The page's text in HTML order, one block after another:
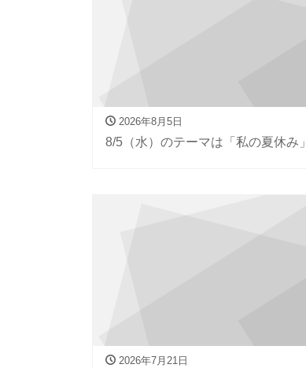
2026年8月5日
8/5（水）のテーマは「私の夏休み」
2026年7月21日